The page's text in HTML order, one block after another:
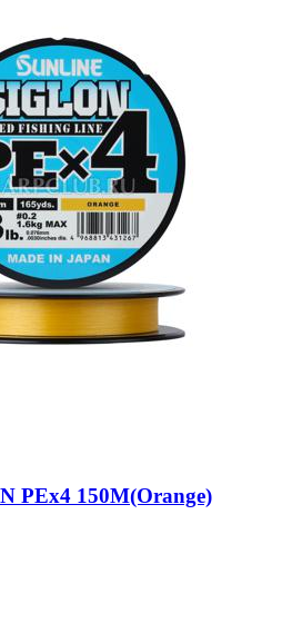
PEx4 150M(Orange)